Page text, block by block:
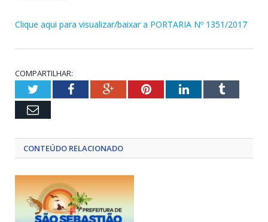
Clique aqui para visualizar/baixar a PORTARIA Nº 1351/2017
COMPARTILHAR:
TwitterFacebookGoogle+PinterestLinkedInTumblr
Email
CONTEÚDO RELACIONADO